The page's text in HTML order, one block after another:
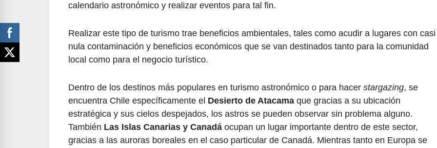
calendario astronómico y realizar eventos para tal fin.
Realizar este tipo de turismo trae beneficios ambientales, tales como acudir a lugares con casi
nula contaminación y beneficios económicos que se van destinados tanto para la comunidad
local como para el negocio turístico.
Dentro de los destinos más populares en turismo astronómico o para hacer stargazing, se
encuentra Chile específicamente el Desierto de Atacama que gracias a su ubicación
estratégica y sus cielos despejados, los astros se pueden observar sin problema alguno.
También Las Islas Canarias y Canadá ocupan un lugar importante dentro de este sector,
gracias a las auroras boreales en el caso particular de Canadá. Mientras tanto en Europa se